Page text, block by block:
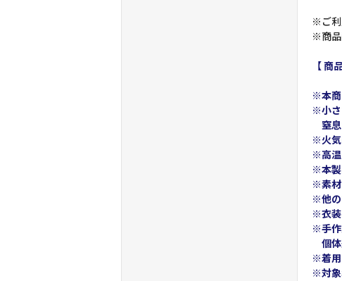
※ご利
※商品
【 商
※本商
※小さ
窒息
※火気
※高温
※本製
※素材
※他の
※衣装
※手作
個体
※着用
※対象